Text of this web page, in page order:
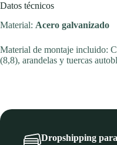
Datos técnicos
Material: Acero galvanizado
Material de montaje incluido:
(8,8), arandelas y tuercas
Dropshipping